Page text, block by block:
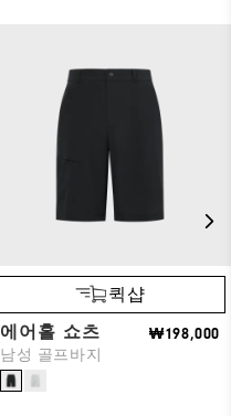
퀵샵
에어홀 쇼츠
남성 골프바지
₩198,000